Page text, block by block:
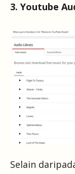
3. Youtube
Selain